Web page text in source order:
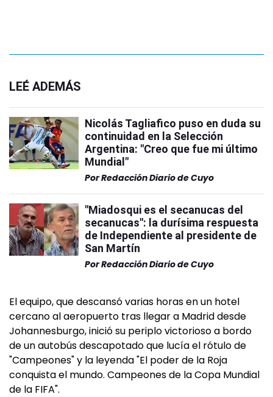
LEÉ ADEMÁS
Nicolás Tagliafico puso en duda su
continuidad en la Selección
Argentina: "Creo que fue mi último
Mundial"
PorRedacción Diario de Cuyo
"Miadosqui es el secanucas del
secanucas": la durísima respuesta
de Independiente al presidente de
San Martín
PorRedacción Diario de Cuyo
El equipo, que descansó varias horas en un hotel
cercano al aeropuerto tras llegar a Madrid desde
Johannesburgo, inició su periplo victorioso a bordo
de un autobús descapotado que lucía el rótulo de
"Campeones" y la leyenda "El poder de la Roja
conquista el mundo. Campeones de la Copa Mundial
de la FIFA".